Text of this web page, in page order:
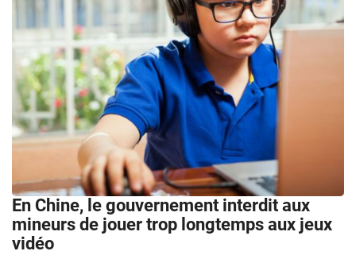
En Chine, le gouvernement interdit aux
mineurs de jouer trop longtemps aux jeux
vidéo